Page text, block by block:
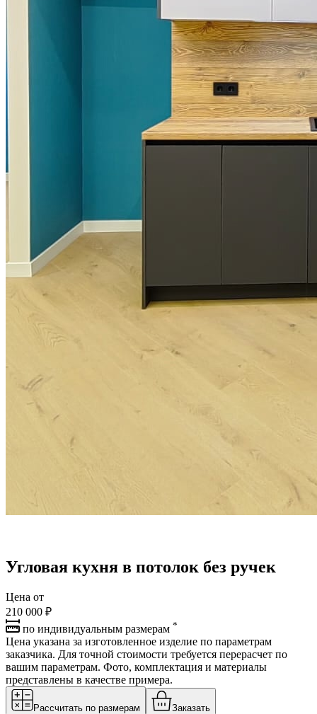
Угловая кухня в потолок без ручек
Цена от
210 000 ₽
по индивидуальным размерам *
Цена указана за изготовленное изделие по параметрам
заказчика. Для точной стоимости требуется перерасчет по
вашим параметрам. Фото, комплектация и материалы
представлены в качестве примера.
Рассчитать по размерам Заказать